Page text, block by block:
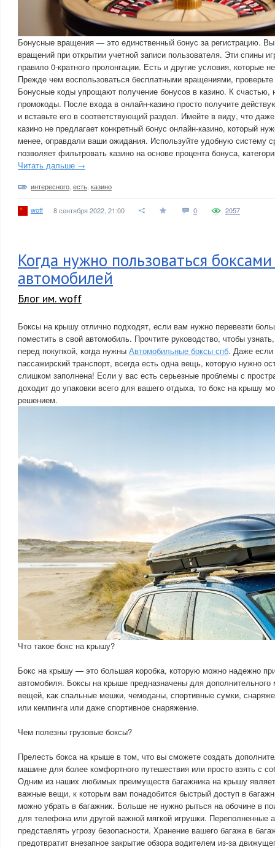
Бонусные вращения — это единственный бонус за регистрацию.
вращений при открытии учетной записи пользователя. Эти спины
правило 0-кратного пролонгации. Есть и другие условия, которые
Прежде чем воспользоваться бесплатными вращениями,
Бонусные коды упрощают получение бонусов в казино. К счастью,
промокоды. После входа в онлайн-казино просто получите
и вставьте его в соответствующий раздел. Имейте в виду, что
казино не предлагает конкретный бонус онлайн-казино, который
менее, оправдали ваши ожидания. Используйте удобную систему
позволяет фильтровать казино на основе процента бонуса,
Читать дальше →
интересного есть казино
woff 8 сентября 2022, 21:00 0 2057
Когда нужно пользоваться
автомобилей
Блог им. woff
Боксы на крышу отлично подходят, если вам нужно перевезти
поместить в свой автомобиль. Прочтите руководство, чтобы
перед покупкой, когда нужны Автомобильные боксы спб. Даже если
пассажирский транспорт, всегда есть одна вещь, которую нужно
слишком заполнена! Если у вас есть серьезные проблемы с
доходит до упаковки всего для вашего отдыха, то бокс на крышу
решением.
Что такое бокс на крышу?
Бокс на крышу — это большая коробка, которую можно надежно
автомобиля. Боксы на крыше предназначены для дополнительного
вещей, как спальные мешки, чемоданы, спортивные сумки,
или кемпинга или даже спортивное снаряжение.
Чем полезны грузовые боксы?
Прелесть бокса на крыше в том, что вы сможете создать
машине для более комфортного путешествия или просто взять с
Одним из наших любимых преимуществ багажника на крышу
важные вещи, к которым вам понадобится быстрый доступ в
можно убрать в багажник. Больше не нужно рыться на обочине в
для телефона или другой важной мягкой игрушки. Переполненные
представлять угрозу безопасности. Хранение вашего багажа в
предотвратит внезапное закрытие обзора водителем из-за